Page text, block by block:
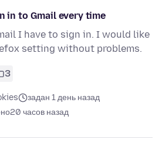
in to Gmail every time
I have to sign in. I would like
setting without problems.
3
задан 1 день назад
20 часов назад